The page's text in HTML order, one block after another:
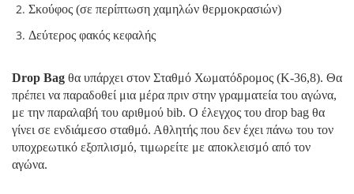
Σκούφος (σε περίπτωση χαμηλών θερμοκρασιών)
Δεύτερος φακός κεφαλής
Drop Bag θα υπάρχει στον Σταθμό Χωματόδρομος (K-36,8). Θα
πρέπει να παραδοθεί μια μέρα πριν στην γραμματεία του αγώνα,
με την παραλαβή του αριθμού bib. Ο έλεγχος του drop bag θα
γίνει σε ενδιάμεσο σταθμό. Αθλητής που δεν έχει πάνω του τον
υποχρεωτικό εξοπλισμό, τιμωρείτε με αποκλεισμό από τον
αγώνα.